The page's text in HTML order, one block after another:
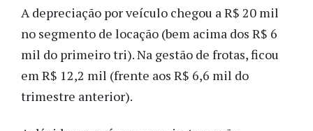
A depreciação por veículo chegou a R$ 20 mil
no segmento de locação (bem acima dos R$ 6
mil do primeiro tri). Na gestão de frotas, ficou
em R$ 12,2 mil (frente aos R$ 6,6 mil do
trimestre anterior).